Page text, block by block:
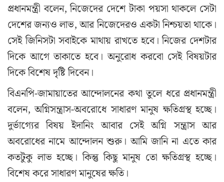
প্রধানমন্ত্রী বলেন, নিজেদের দেশে টাকা পয়সা থাকলে সেটা
দেশের জন্যও লাভ, আর নিজেদেরও একটা নিশ্চয়তা থাকে।
সেই জিনিসটা সবাইকে মাথায় রাখতে হবে। নিজের দেশটার
দিকে আগে তাকাতে হবে। অনুরোধ করবো সেই বিষয়টার
দিকে বিশেষ দৃষ্টি দিবেন।
বিএনপি-জামায়াতের আন্দোলনের কথা তুলে ধরে প্রধানমন্ত্রী
বলেন, অগ্নিসন্ত্রাস-অবরোধে সাধারণ মানুষ ক্ষতিগ্রস্থ হচ্ছে।
দুর্ভাগ্যের বিষয় ইদানিং আবার সেই অগ্নি সন্ত্রাস আর
অবরোধের নামে আন্দোলন শুরু। আমি জানি না এতে কার
কতটুকু লাভ হচ্ছে। কিন্তু কিছু মানুষ তো ক্ষতিগ্রস্থ হচ্ছে।
বিশেষ করে সাধারণ মানুষের ক্ষতি।